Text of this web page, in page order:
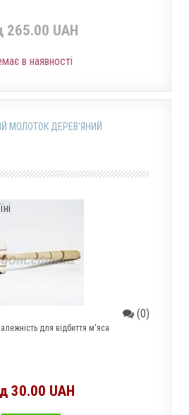
265.00 UAH
в наявності
МОЛОТОК ДЕРЕВ'ЯНИЙ
(0)
для відбиття м'яса
30.00 UAH